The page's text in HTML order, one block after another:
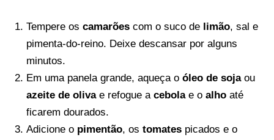
Tempere oscamarões com o suco de limão, sal e
pimenta-do-reino. Deixe descansar por alguns
minutos.
Em uma panela grande, aqueça oóleo de sojaou
azeite de olivae refogue acebolae oalho até
ficarem dourados.
Adicione o pimentão, ostomates picados e o